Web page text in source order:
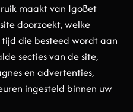
maakt van IgoBet
doorzoekt, welke
die besteed wordt aan
secties van de site,
en advertenties,
ingesteld binnen uw